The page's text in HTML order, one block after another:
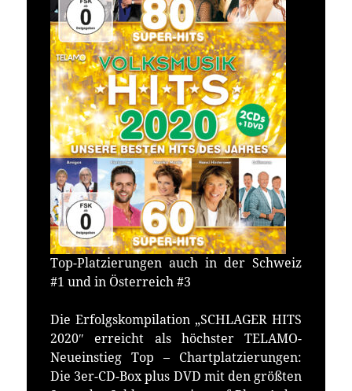
Top-Platzierungen auch in der Schweiz
#1 und in Österreich #3
Die Erfolgskompilation „SCHLAGER HITS
2020″ erreicht als höchster TELAMO-
Neueinstieg Top – Chartplatzierungen:
Die 3er-CD-Box plus DVD mit den größten